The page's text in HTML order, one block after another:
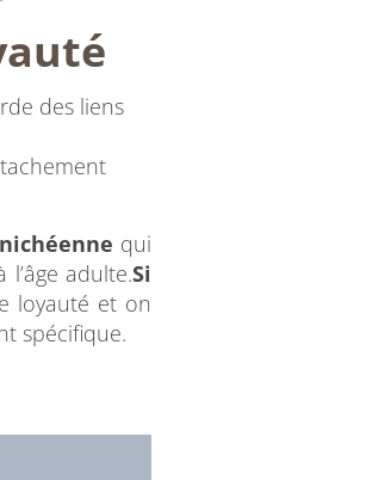
des liens
qui
adulte.Si
loyauté et on
spécifique.